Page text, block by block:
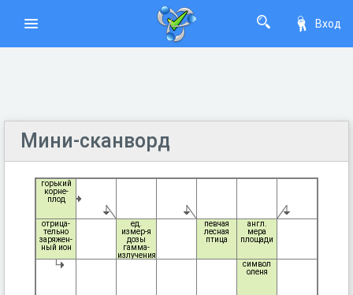
Вход
Мини-сканворд
горький
корне-
плод
отрица-
тельно
заряжен-
ный ион
ед.
измер-я
дозы
гамма-
излучения
певчая
лесная
птица
англ.
мера
площади
символ
оленя